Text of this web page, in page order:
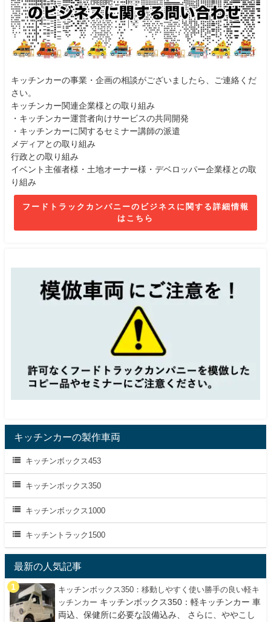
キッチンカーの事業・企画の相談がございましたら、ご連絡くだ
さい。
キッチンカー関連企業様との取り組み
・キッチンカー運営者向けサービスの共同開発
・キッチンカーに関するセミナー講師の派遣
メディアとの取り組み
行政との取り組み
イベント主催者様・土地オーナー様・デベロッパー企業様との取
り組み
フードトラックカンパニーのビジネスに関する詳細情報
はこちら
キッチンカーの製作車両
キッチンボックス453
キッチンボックス350
キッチンボックス1000
キッチントラック1500
最新の人気記事
キッチンボックス350：移動しやすく使い勝手の良い軽キ
ッチンカー キッチンボックス350：軽キッチンカー 車
両込、保健所に必要な設備込み、 さらに、ややこし